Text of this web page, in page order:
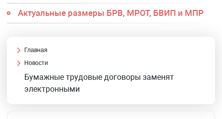
Актуальные размеры БРВ, МРОТ, БВИП и МПР
Главная
Новости
Бумажные трудовые договоры заменят
электронными